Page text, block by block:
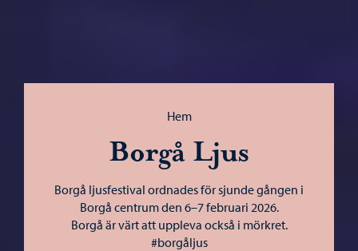
Hem
Borgå Ljus
Borgå ljusfestival ordnades för sjunde gången i
Borgå centrum den 6–7 februari 2026.
Borgå är värt att uppleva också i mörkret.
#borgåljus